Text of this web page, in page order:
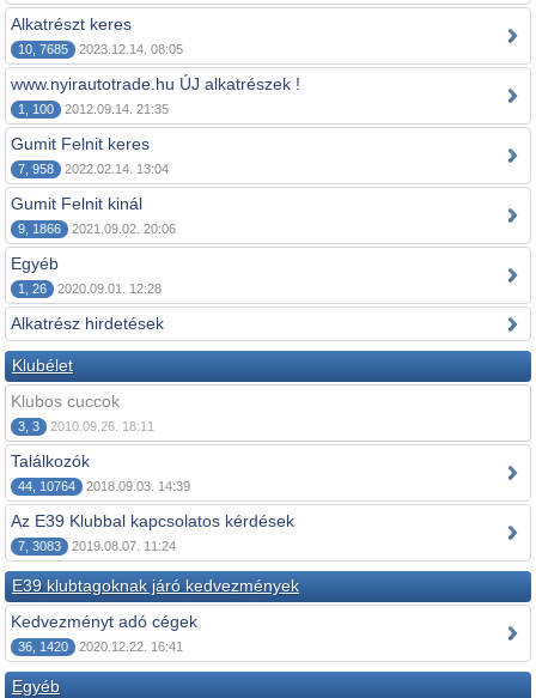
Alkatrészt keres
10, 7685 2023.12.14. 08:05
www.nyirautotrade.hu ÚJ alkatrészek !
1, 100 2012.09.14. 21:35
Gumit Felnit keres
7, 958 2022.02.14. 13:04
Gumit Felnit kinál
9, 1866 2021.09.02. 20:06
Egyéb
1, 26 2020.09.01. 12:28
Alkatrész hirdetések
Klubélet
Klubos cuccok
3, 3 2010.09.26. 18:11
Találkozók
44, 10764 2018.09.03. 14:39
Az E39 Klubbal kapcsolatos kérdések
7, 3083 2019.08.07. 11:24
E39 klubtagoknak járó kedvezmények
Kedvezményt adó cégek
36, 1420 2020.12.22. 16:41
Egyéb